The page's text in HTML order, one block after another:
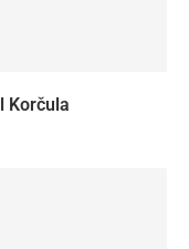
Korčula